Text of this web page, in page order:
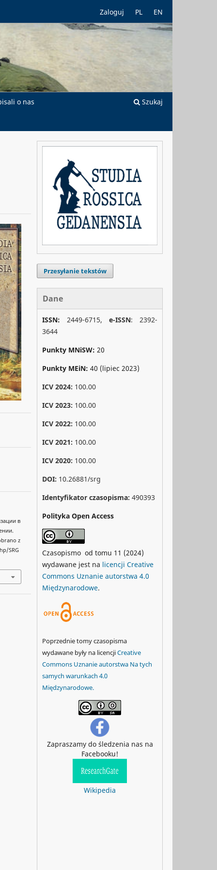
o nas Szukaj
Zaloguj PL EN
в
z
SRG
Przesyłanie tekstów
Dane
ISSN: 2449-6715, e-ISSN: 2392-
3644
Punkty MNiSW: 20
Punkty MEiN: 40 (lipiec 2023)
ICV 2024: 100.00
ICV 2023: 100.00
ICV 2022: 100.00
ICV 2021: 100.00
ICV 2020: 100.00
DOI: 10.26881/srg
Identyfikator czasopisma: 490393
Polityka Open Access
Czasopismo od tomu 11 (2024)
wydawane jest na licencji Creative
Commons Uznanie autorstwa 4.0
Międzynarodowe.
Poprzednie tomy czasopisma
wydawane były na licencjiCreative
Commons Uznanie autorstwa Na tych
samych warunkach 4.0
Międzynarodowe.
Zapraszamy do śledzenia nas na
Facebooku!
Wikipedia